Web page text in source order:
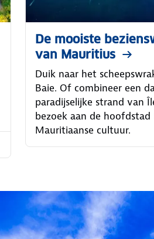
De mooiste
van Mauritius
Duik naar het
Baie. Of combineer een
paradijselijke strand van
bezoek aan de
Mauritiaanse cultuur.